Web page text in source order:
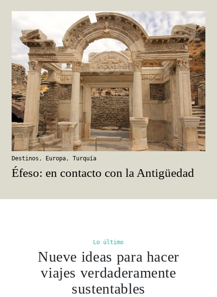
Destinos , Europa , Turquía
Éfeso: en contacto con la Antigüedad
Lo último
Nueve ideas para hacer
viajes verdaderamente
sustentables